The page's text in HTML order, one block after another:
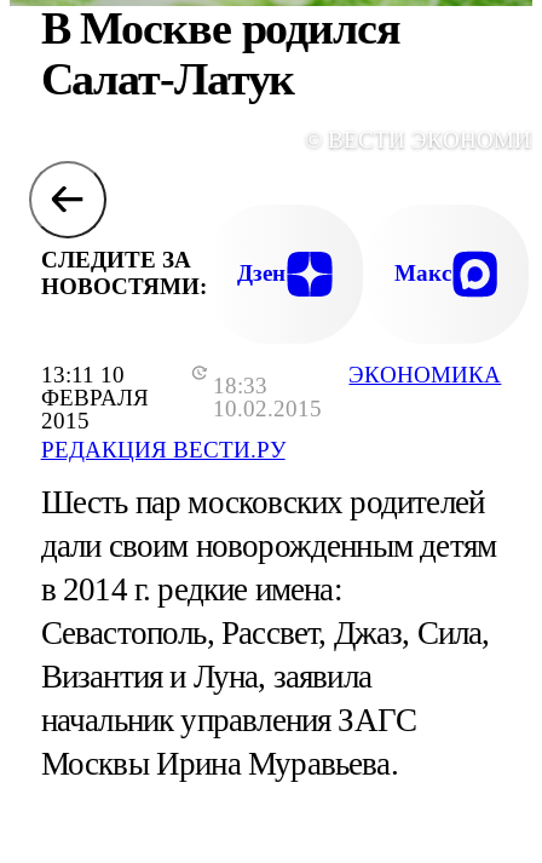
13:11 10
ФЕВРАЛЯ
2015
18:33
10.02.2015
РЕДАКЦИЯ ВЕСТИ.РУ
ЭКОНОМИКА
В Москве родился
Салат-Латук
© ВЕСТИ
СЛЕДИТЕ ЗА
НОВОСТЯМИ:
Дзен Макс
Шесть пар московских родителей
дали своим новорожденным детям
в 2014 г. редкие имена:
Севастополь, Рассвет, Джаз, Сила,
Византия и Луна, заявила
начальник управления ЗАГС
Москвы Ирина Муравьева.